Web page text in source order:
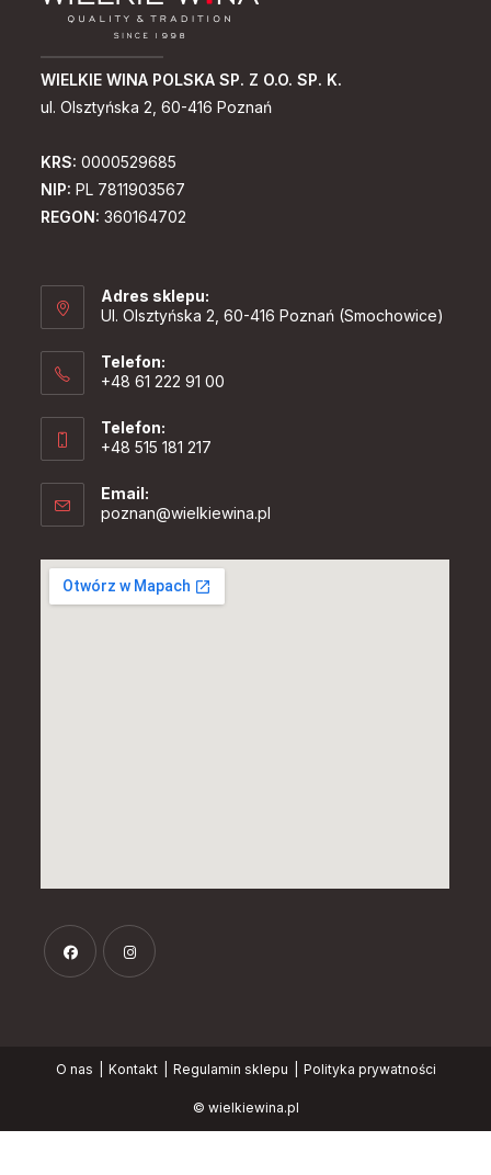
WIELKIE WINA POLSKA SP. Z O.O. SP. K.
ul. Olsztyńska 2, 60-416 Poznań
KRS: 0000529685
NIP: PL 7811903567
REGON: 360164702
Adres sklepu:
Ul. Olsztyńska 2, 60-416 Poznań (Smochowice)
Telefon:
+48 61 222 91 00
Telefon:
+48 515 181 217
Email:
poznan@wielkiewina.pl
new
new
O nas Kontakt Regulamin sklepu Polityka prywatności
© wielkiewina.pl